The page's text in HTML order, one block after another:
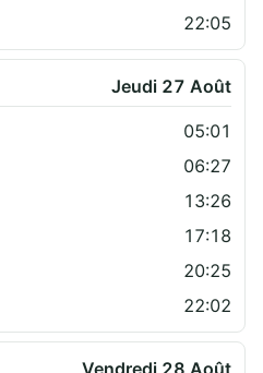
22:05
Jeudi 27 Août
05:01
06:27
13:26
17:18
20:25
22:02
Vendredi 28 Août